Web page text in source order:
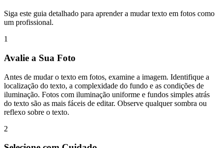
Siga este guia detalhado para aprender a mudar texto em fotos como
um profissional.
1
Avalie a Sua Foto
Antes de mudar o texto em fotos, examine a imagem. Identifique a
localização do texto, a complexidade do fundo e as condições de
iluminação. Fotos com iluminação uniforme e fundos simples atrás
do texto são as mais fáceis de editar. Observe qualquer sombra ou
reflexo sobre o texto.
2